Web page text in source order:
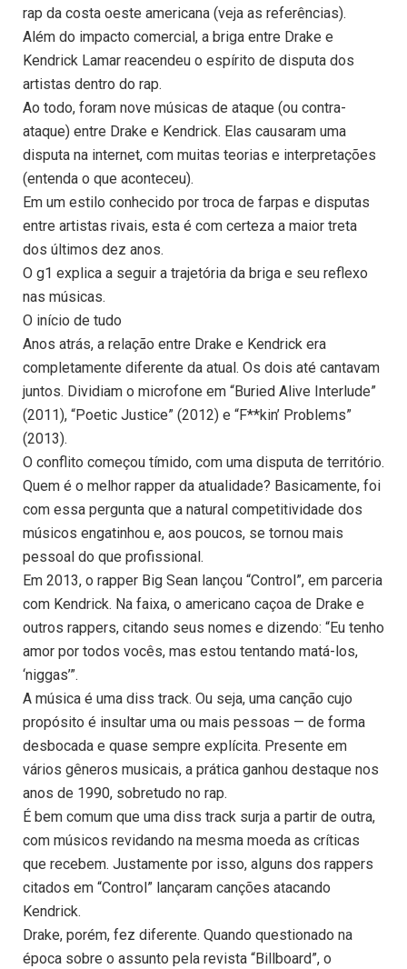
rap da costa oeste americana (veja as referências).
Além do impacto comercial, a briga entre Drake e
Kendrick Lamar reacendeu o espírito de disputa dos
artistas dentro do rap.
Ao todo, foram nove músicas de ataque (ou contra-
ataque) entre Drake e Kendrick. Elas causaram uma
disputa na internet, com muitas teorias e interpretações
(entenda o que aconteceu).
Em um estilo conhecido por troca de farpas e disputas
entre artistas rivais, esta é com certeza a maior treta
dos últimos dez anos.
O g1 explica a seguir a trajetória da briga e seu reflexo
nas músicas.
O início de tudo
Anos atrás, a relação entre Drake e Kendrick era
completamente diferente da atual. Os dois até cantavam
juntos. Dividiam o microfone em “Buried Alive Interlude”
(2011), “Poetic Justice” (2012) e “F**kin’ Problems”
(2013).
O conflito começou tímido, com uma disputa de território.
Quem é o melhor rapper da atualidade? Basicamente, foi
com essa pergunta que a natural competitividade dos
músicos engatinhou e, aos poucos, se tornou mais
pessoal do que profissional.
Em 2013, o rapper Big Sean lançou “Control”, em parceria
com Kendrick. Na faixa, o americano caçoa de Drake e
outros rappers, citando seus nomes e dizendo: “Eu tenho
amor por todos vocês, mas estou tentando matá-los,
‘niggas’”.
A música é uma diss track. Ou seja, uma canção cujo
propósito é insultar uma ou mais pessoas — de forma
desbocada e quase sempre explícita. Presente em
vários gêneros musicais, a prática ganhou destaque nos
anos de 1990, sobretudo no rap.
É bem comum que uma diss track surja a partir de outra,
com músicos revidando na mesma moeda as críticas
que recebem. Justamente por isso, alguns dos rappers
citados em “Control” lançaram canções atacando
Kendrick.
Drake, porém, fez diferente. Quando questionado na
época sobre o assunto pela revista “Billboard”, o